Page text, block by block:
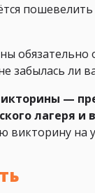
обязательно
забылась ли
—
лагеря и
викторину